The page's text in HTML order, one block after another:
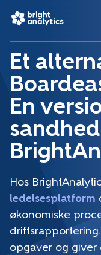
Et
En
Hos
ledelsesplatform
økonomiske
opgaver og